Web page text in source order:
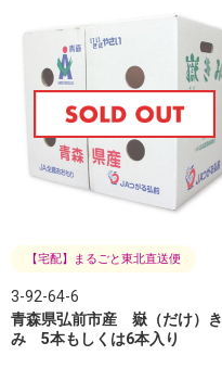
【宅配】まるごと東北直送便
3-92-64-6
青森県弘前市産 嶽（だけ）き
み 5本もしくは6本入り